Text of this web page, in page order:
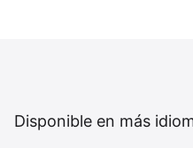
Disponible en más